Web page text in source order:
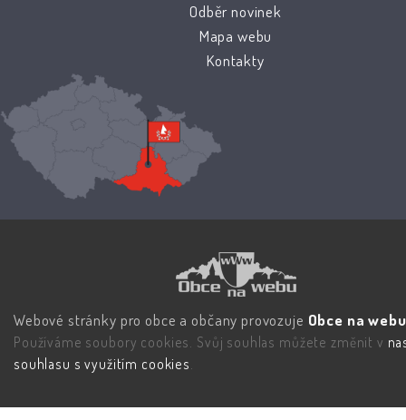
Odběr novinek
Mapa webu
Kontakty
Webové stránky pro obce a občany provozuje Obce na
Používáme soubory cookies. Svůj souhlas můžete změnit v
souhlasu s využitím cookies.